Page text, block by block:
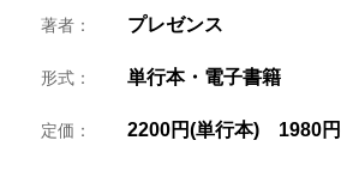
著者： プレゼンス
形式： 単行本・電子書籍
定価： 2200円(単行本) 1980